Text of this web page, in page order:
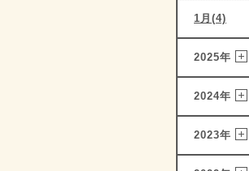
1月(4)
2025年
2024年
2023年